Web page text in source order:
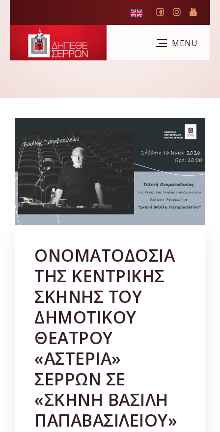
ΟΝΟΜΑΤΟΔΟΣΙΑ
ΤΗΣ ΚΕΝΤΡΙΚΗΣ
ΣΚΗΝΗΣ ΤΟΥ
ΔΗΜΟΤΙΚΟΥ
ΘΕΑΤΡΟΥ
«ΑΣΤΕΡΙΑ»
ΣΕΡΡΩΝ ΣΕ
«ΣΚΗΝΗ ΒΑΣΙΛΗ
ΠΑΠΑΒΑΣΙΛΕΙΟΥ»